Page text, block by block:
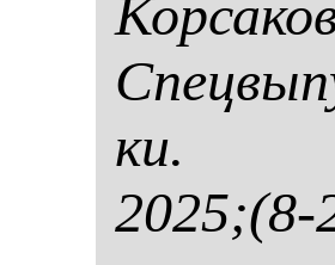
ки.
2025;(8-